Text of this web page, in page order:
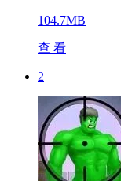
104.7MB
查 看
2